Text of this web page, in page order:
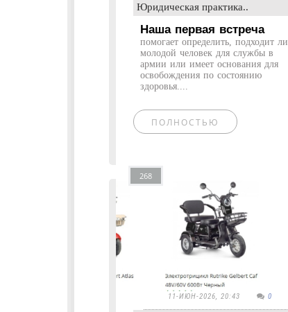
Юридическая практика..
Наша первая встреча
помогает определить, подходит ли
молодой человек для службы в
армии или имеет основания для
освобождения по состоянию
здоровья....
ПОЛНОСТЬЮ
268
11-ИЮН-2026, 20:43 0